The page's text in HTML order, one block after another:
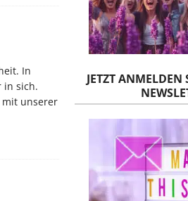
In
in sich.
mit unserer
JETZT